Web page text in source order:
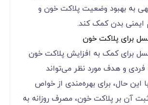
به بهبود وضعیت پلاکت خون و
بدن کمک کند.
برای پلاکت خون
برای کمک به افزایش پلاکت خون
فردی و هدف مورد نظر می‌تواند
این حال، برای بهره‌مندی از خواص
آن بر پلاکت خون، مصرف روزانه به